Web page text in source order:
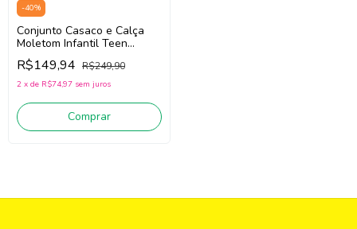
-40%
Conjunto Casaco e Calça
Moletom Infantil Teen
Menino Fbr 15057
(Azul/Marrom)
R$149,94 R$249,90
2 x de R$74,97 sem juros
Comprar